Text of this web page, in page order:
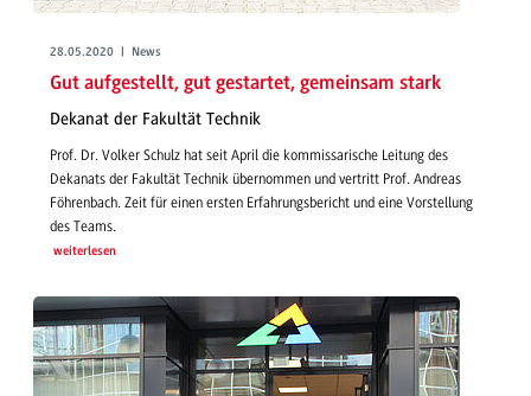
28.05.2020 | News
Gut aufgestellt, gut gestartet, gemeinsam stark
Dekanat der Fakultät Technik
Prof. Dr. Volker Schulz hat seit April die kommissarische Leitung des
Dekanats der Fakultät Technik übernommen und vertritt Prof. Andreas
Föhrenbach. Zeit für einen ersten Erfahrungsbericht und eine Vorstellung
des Teams.
weiterlesen